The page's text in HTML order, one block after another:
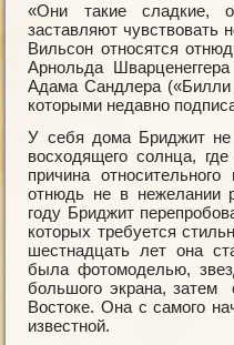
«Они такие сладкие,
заставляют чувствовать
Вильсон относятся
Арнольда
Адама Сандлера
которыми недавно
У себя дома Бриджит не
восходящего солнца,
причина
отнюдь не в нежелании
году Бриджит
которых требуется
шестнадцать лет она
была фотомоделью,
большого экрана, затем
Востоке. Она с самого
известной.